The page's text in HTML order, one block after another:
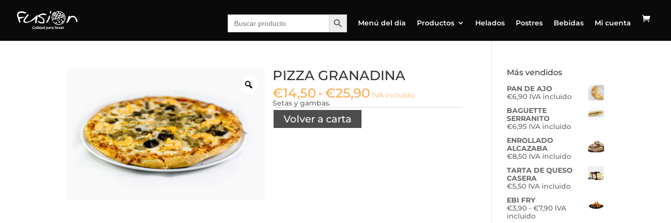
Buscar: Botón de búsqueda
Menú del día Productos Helados Postres Bebidas Mi cuenta
PIZZA GRANADINA
€14,50-€25,90Rango
de
precios:
IVA incluido
Setas y gambas.
Volver a carta
Más vendidos
PAN DE AJO
€6,90 IVA incluido
BAGUETTE
SERRANITO
€6,95 IVA incluido
ENROLLADO
ALCAZABA
€8,50 IVA incluido
TARTA DE QUESO
CASERA
€5,50 IVA incluido
EBI FRY
€3,90 - €7,90Rango
IVA
incluido